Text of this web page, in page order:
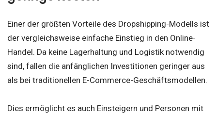
Einer der größten Vorteile des Dropshipping-Modells ist
der vergleichsweise einfache Einstieg in den Online-
Handel. Da keine Lagerhaltung und Logistik notwendig
sind, fallen die anfänglichen Investitionen geringer aus
als bei traditionellen E-Commerce-Geschäftsmodellen.
Dies ermöglicht es auch Einsteigern und Personen mit